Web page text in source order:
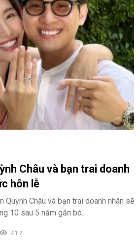
Châu và bạn trai doanh
hôn lễ
Quỳnh Châu và bạn trai doanh nhân sẽ
10 sau 5 năm gắn bó.
417